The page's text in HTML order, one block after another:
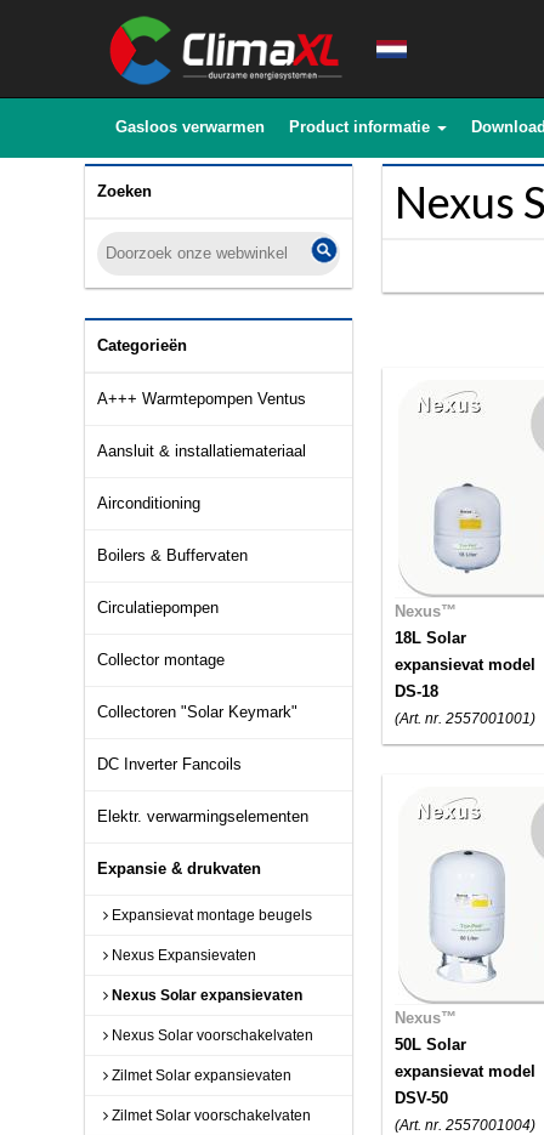
Gasloos verwarmen Product informatie
Zoeken
Categorieën
A+++ Warmtepompen Ventus
Aansluit & installatiemateriaal
Airconditioning
Boilers & Buffervaten
Circulatiepompen
Collector montage
Collectoren "Solar Keymark"
DC Inverter Fancoils
Elektr. verwarmingselementen
Expansie & drukvaten
Expansievat montage beugels
Nexus Expansievaten
Nexus Solar expansievaten
Nexus Solar voorschakelvaten
Zilmet Solar expansievaten
Zilmet Solar voorschakelvaten
Nexus
Nexus™
18L Solar
expansievat model
DS-18
(Art. nr. 2557001001)
Nexus™
50L Solar
expansievat model
DSV-50
(Art. nr. 2557001004)